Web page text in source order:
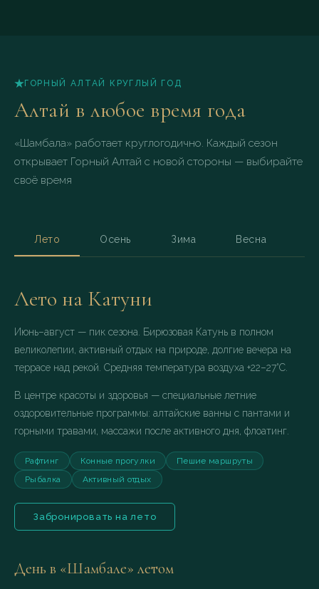
ГОРНЫЙ АЛТАЙ КРУГЛЫЙ ГОД
Алтай в любое время года
«Шамбала» работает круглогодично. Каждый сезон
открывает Горный Алтай с новой стороны — выбирайте
своё время
Лето Осень Зима Весна
Лето на Катуни
Июнь–август — пик сезона. Бирюзовая Катунь в полном
великолепии, активный отдых на природе, долгие вечера на
террасе над рекой. Средняя температура воздуха +22–27°C.
В центре красоты и здоровья — специальные летние
оздоровительные программы: алтайские ванны с пантами и
горными травами, массажи после активного дня, флоатинг.
Рафтинг Конные прогулки
Пешие маршруты
Рыбалка
Активный отдых
Забронировать на лето
День в «Шамбале» летом
величественные скалы
и загадочные Тавдинские
пещеры
Забронировать